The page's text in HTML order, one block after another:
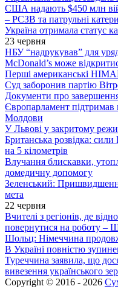
США надають $450 млн
– РСЗВ та патрульні катери
Україна отримала статус
23 червня
НБУ “надрукував” для
McDonald’s може
Перші американські
Суд заборонив партію
Документи про завершення
Європарламент підтримав
Молдови
У Львові у закритому
Британська розвідка:
на 5 кілометрів
Влучання блискавки,
домедичну допомогу
Зеленський:
мета
22 червня
Вчителі з регіонів, де
повернутися на роботу –
Шольц: Німеччина
В Україні повністю
Туреччина заявила, що
вивезення українського
Copyright © 2016 - 2026